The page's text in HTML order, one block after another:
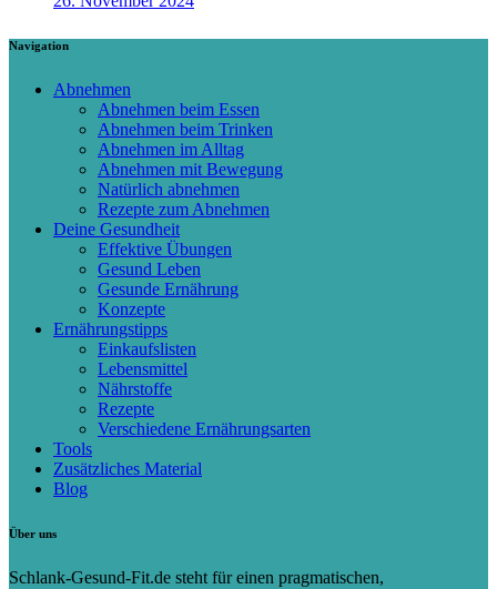
Navigation
Abnehmen
Abnehmen beim Essen
Abnehmen beim Trinken
Abnehmen im Alltag
Abnehmen mit Bewegung
Natürlich abnehmen
Rezepte zum Abnehmen
Deine Gesundheit
Effektive Übungen
Gesund Leben
Gesunde Ernährung
Konzepte
Ernährungstipps
Einkaufslisten
Lebensmittel
Nährstoffe
Rezepte
Verschiedene Ernährungsarten
Tools
Zusätzliches Material
Blog
Über uns
Schlank-Gesund-Fit.de steht für einen pragmatischen,